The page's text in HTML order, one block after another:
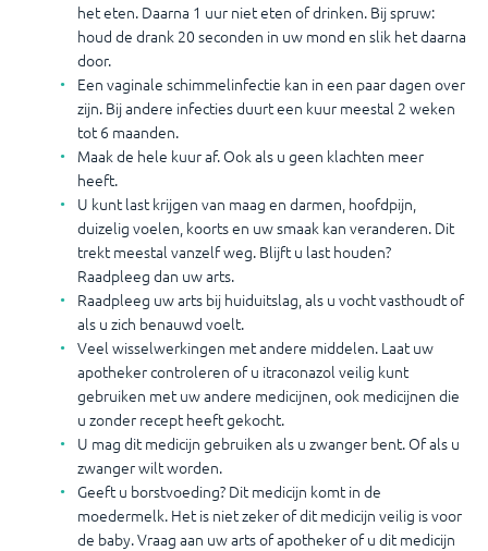
het eten. Daarna 1 uur niet eten of drinken. Bij spruw:
houd de drank 20 seconden in uw mond en slik het daarna
door.
Een vaginale schimmelinfectie kan in een paar dagen over
zijn. Bij andere infecties duurt een kuur meestal 2 weken
tot 6 maanden.
Maak de hele kuur af. Ook als u geen klachten meer
heeft.
U kunt last krijgen van maag en darmen, hoofdpijn,
duizelig voelen, koorts en uw smaak kan veranderen. Dit
trekt meestal vanzelf weg. Blijft u last houden?
Raadpleeg dan uw arts.
Raadpleeg uw arts bij huiduitslag, als u vocht vasthoudt of
als u zich benauwd voelt.
Veel wisselwerkingen met andere middelen. Laat uw
apotheker controleren of u itraconazol veilig kunt
gebruiken met uw andere medicijnen, ook medicijnen die
u zonder recept heeft gekocht.
U mag dit medicijn gebruiken als u zwanger bent. Of als u
zwanger wilt worden.
Geeft u borstvoeding? Dit medicijn komt in de
moedermelk. Het is niet zeker of dit medicijn veilig is voor
de baby. Vraag aan uw arts of apotheker of u dit medicijn